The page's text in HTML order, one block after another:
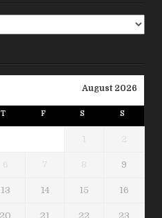
August 2026
T F S S
1 2
6 7 8 9
13 14 15 16
20 21 22 23